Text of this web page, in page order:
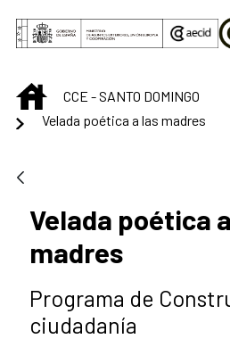
Saltar al contenido principal
INICIOCCE - SANTO DOMINGO
Velada poética a las madres
Velada poética
madres
Programa de
ciudadanía